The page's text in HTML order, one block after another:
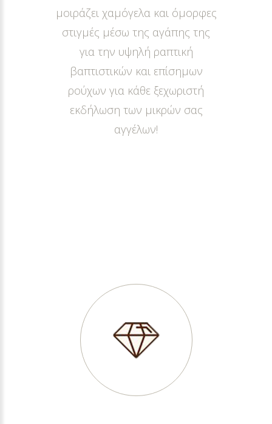
μοιράζει χαμόγελα και όμορφες
στιγμές μέσω της αγάπης της
για την υψηλή ραπτική
βαπτιστικών και επίσημων
ρούχων για κάθε ξεχωριστή
εκδήλωση των μικρών σας
αγγέλων!